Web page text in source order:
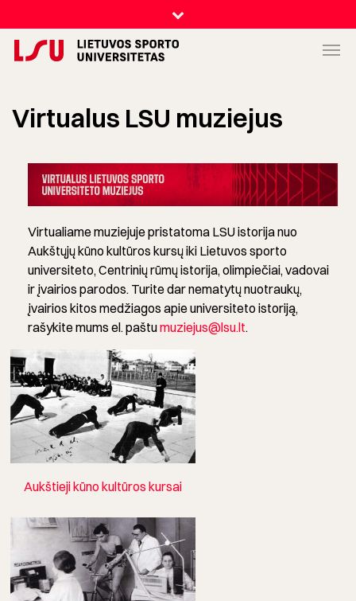
Virtualus LSU muziejus
Virtualiame muziejuje pristatoma LSU istorija nuo
Aukštųjų kūno kultūros kursų iki Lietuvos sporto
universiteto, Centrinių rūmų istorija, olimpiečiai, vadovai
ir įvairios parodos. Turite dar nematytų nuotraukų,
įvairios kitos medžiagos apie universiteto istoriją,
rašykite mums el. paštumuziejus@lsu.lt.
Aukštieji kūno kultūros kursai